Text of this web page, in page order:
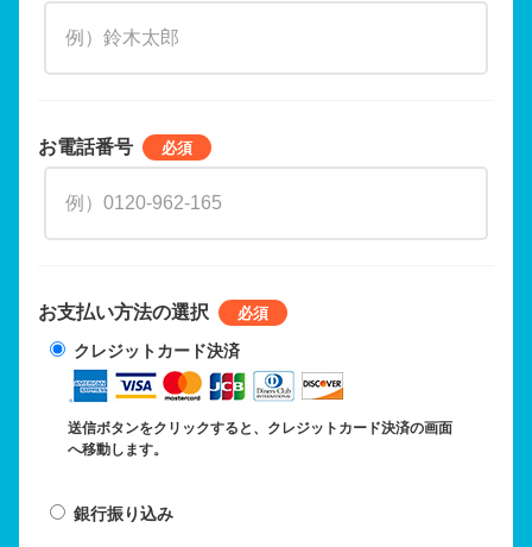
お電話番号
お支払い方法の選択
クレジットカード決済
送信ボタンをクリックすると、クレジットカード決済の画面
へ移動します。
銀行振り込み